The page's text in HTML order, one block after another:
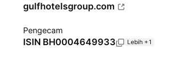
gulfhotelsgroup.com
Pengecam
ISIN BH0004649933 Lebih +1